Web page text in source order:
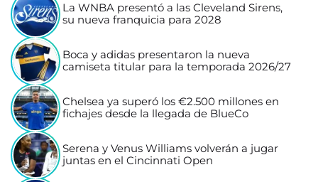
La WNBA presentó a las Cleveland Sirens,
su nueva franquicia para 2028
Boca y adidas presentaron la nueva
camiseta titular para la temporada 2026/27
Chelsea ya superó los €2.500 millones en
fichajes desde la llegada de BlueCo
Serena y Venus Williams volverán a jugar
juntas en el Cincinnati Open